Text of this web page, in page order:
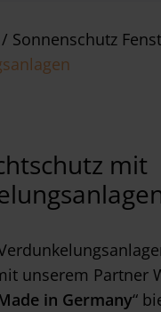
/ Sonnenschutz
mit
unserem Partner
in Germany“